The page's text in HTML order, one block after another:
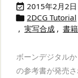
 2015年2月2日
 2DCG Tutorial
, 実写合成 , 書
ボーンデジタル
の参考書が発売